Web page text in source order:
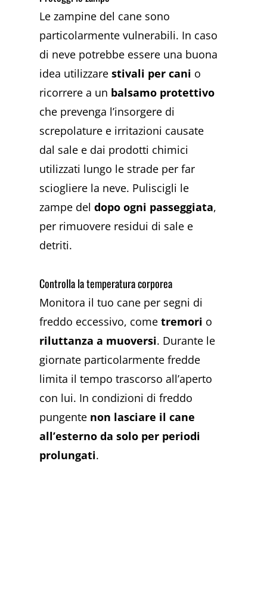
Le zampine del cane sono
particolarmente vulnerabili. In caso
di neve potrebbe essere una buona
idea utilizzarestivali per cani o
ricorrere a un balsamo protettivo
che prevenga l’insorgere di
screpolature e irritazioni causate
dal sale e dai prodotti chimici
utilizzati lungo le strade per far
sciogliere la neve. Puliscigli le
zampe deldopo ogni passeggiata,
per rimuovere residui di sale e
detriti.
Controlla la temperatura corporea
Monitora il tuo cane per segni di
freddo eccessivo, cometremori o
riluttanza a muoversi. Durante le
giornate particolarmente fredde
limita il tempo trascorso all’aperto
con lui. In condizioni di freddo
pungente non lasciare il cane
all’esterno da solo per periodi
prolungati.